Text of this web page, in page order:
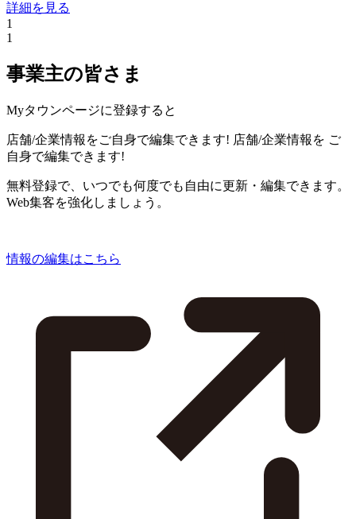
詳細を見る
1
1
事業主の皆さま
Myタウンページに登録すると
店舗/企業情報をご自身で編集できます! 店舗/企業情報を ご
自身で編集できます!
無料登録で、いつでも何度でも自由に更新・編集できます。
Web集客を強化しましょう。
情報の編集はこちら